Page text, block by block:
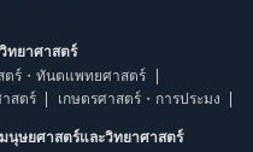
ทยาศาสตร์
ตร์・ทันตแพทยศาสตร์
สตร์ เกษตรศาสตร์・การประมง
นุษยศาสตร์และวิทยาศาสตร์